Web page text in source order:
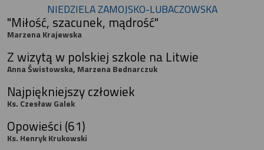
NIEDZIELA ZAMOJSKO-LUBACZOWSKA
"Miłość, szacunek, mądrość"
Marzena Krajewska
Z wizytą w polskiej szkole na Litwie
Anna Świstowska, Marzena Bednarczuk
Najpiękniejszy człowiek
Ks. Czesław Galek
Opowieści (61)
Ks. Henryk Krukowski